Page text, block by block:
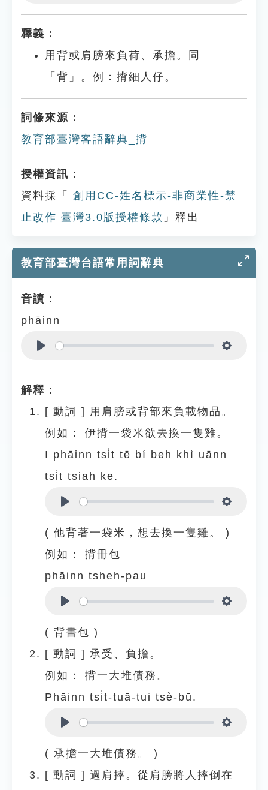
釋義：
用背或肩膀來負荷、承擔。同
「背」。例：揹細人仔。
詞條來源：
教育部臺灣客語辭典_揹
授權資訊：
資料採「
創用CC-姓名標示-非商業性-禁
止改作 臺灣3.0版授權條款 」釋出
教育部臺灣台語常用詞辭典
音讀：
phāinn
解釋：
[ 動詞 ] 用肩膀或背部來負載物品。
例如：
伊揹一袋米欲去換一隻雞。
I phāinn tsi̍t tē bí beh khì uānn
tsi̍t tsiah ke.
( 他背著一袋米，想去換一隻雞。 )
例如：
揹冊包
phāinn tsheh-pau
( 背書包 )
[ 動詞 ] 承受、負擔。
例如：
揹一大堆債務。
Phāinn tsi̍t-tuā-tui tsè-bū.
( 承擔一大堆債務。 )
[ 動詞 ] 過肩摔。從肩膀將人摔倒在